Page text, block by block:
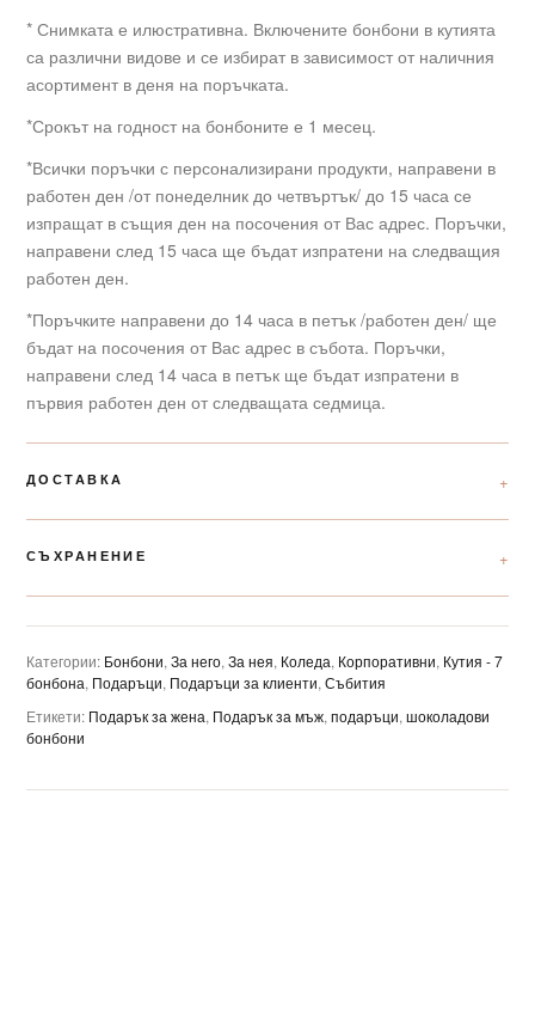
* Снимката е илюстративна. Включените бонбони в кутията
са различни видове и се избират в зависимост от наличния
асортимент в деня на поръчката.
*Срокът на годност на бонбоните е 1 месец.
*Всички поръчки с персонализирани продукти, направени в
работен ден /от понеделник до четвъртък/ до 15 часа се
изпращат в същия ден на посочения от Вас адрес. Поръчки,
направени след 15 часа ще бъдат изпратени на следващия
работен ден.
*Поръчките направени до 14 часа в петък /работен ден/ ще
бъдат на посочения от Вас адрес в събота. Поръчки,
направени след 14 часа в петък ще бъдат изпратени в
първия работен ден от следващата седмица.
ДОСТАВКА
СЪХРАНЕНИЕ
Категории: Бонбони, За него, За нея, Коледа, Корпоративни, Кутия - 7
бонбона, Подаръци, Подаръци за клиенти, Събития
Етикети: Подарък за жена, Подарък за мъж, подаръци, шоколадови
бонбони